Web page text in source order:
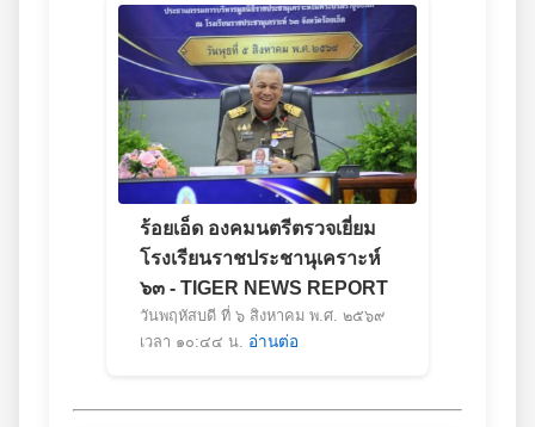
ร้อยเอ็ด องคมนตรีตรวจเยี่ยม
โรงเรียนราชประชานุเคราะห์
๖๓ - TIGER NEWS REPORT
วันพฤหัสบดี ที่ ๖ สิงหาคม พ.ศ. ๒๕๖๙
เวลา ๑๐:๔๔ น. อ่านต่อ